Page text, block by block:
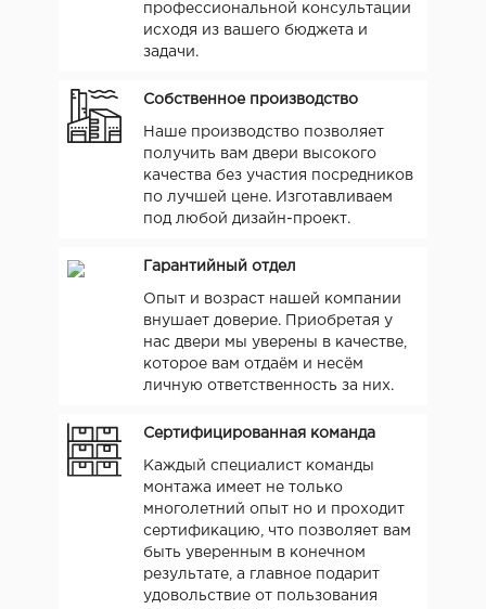
профессиональной консультации
исходя из вашего бюджета и
задачи.
Собственное производство
Наше производство позволяет
получить вам двери высокого
качества без участия посредников
по лучшей цене. Изготавливаем
под любой дизайн-проект.
Гарантийный отдел
Опыт и возраст нашей компании
внушает доверие. Приобретая у
нас двери мы уверены в качестве,
которое вам отдаём и несём
личную ответственность за них.
Сертифицированная команда
Каждый специалист команды
монтажа имеет не только
многолетний опыт но и проходит
сертификацию, что позволяет вам
быть уверенным в конечном
результате, а главное подарит
удовольствие от пользования